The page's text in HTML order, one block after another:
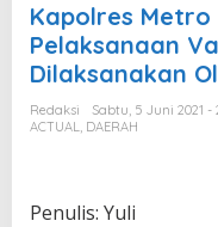
Kapolres
Pelaksanaan
Dilaksanakan
Redaksi
Sabtu, 5 Juni 2021 -
ACTUAL, DAERAH
Penulis: Yuli